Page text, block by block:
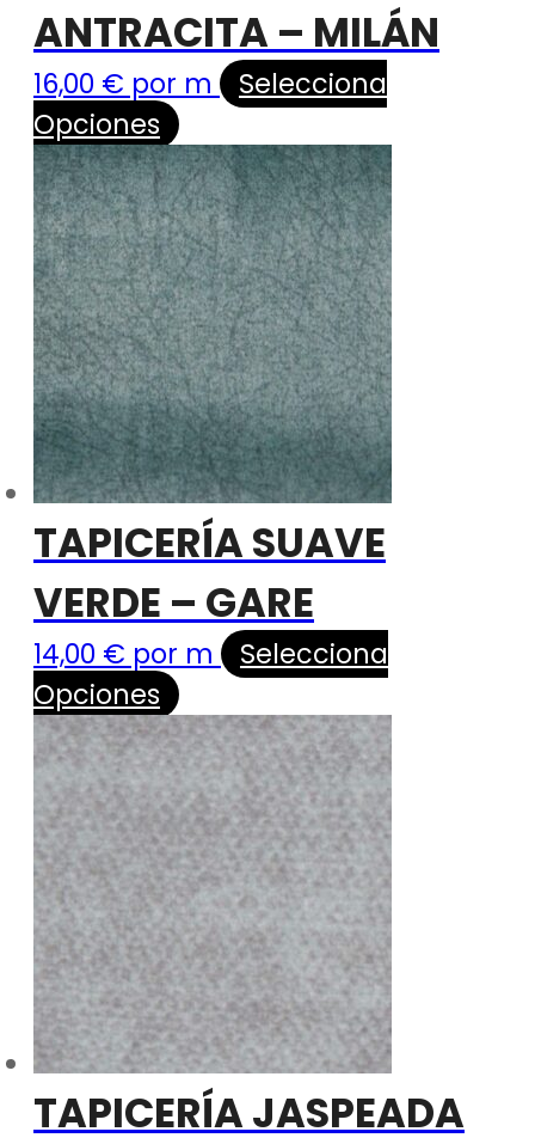
ANTRACITA – MILÁN
16,00 € por m
Selecciona
Opciones
TAPICERÍA SUAVE
VERDE – GARE
14,00 € por m
Selecciona
Opciones
TAPICERÍA JASPEADA